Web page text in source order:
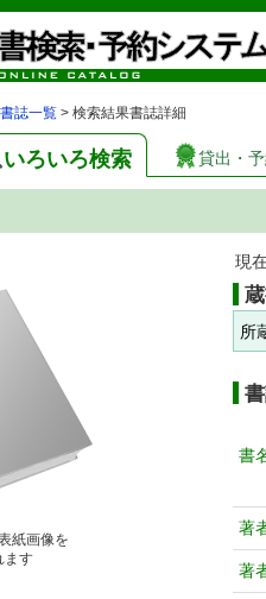
誌一覧 > 検索結果書誌詳細
いろいろ検索 貸出・
紙画像を
ます
現
所
書
著
著